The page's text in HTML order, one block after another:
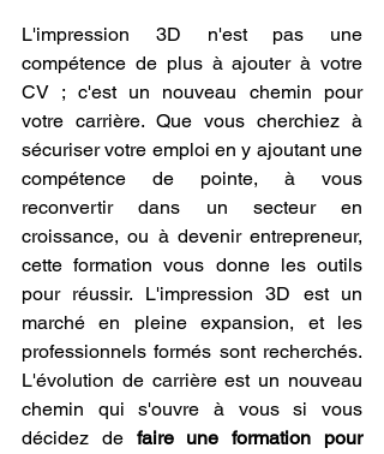
L'impression 3D n'est pas une
compétence de plus à ajouter à votre
CV ; c'est un nouveau chemin pour
votre carrière. Que vous cherchiez à
sécuriser votre emploi en y ajoutant une
compétence de pointe, à vous
reconvertir dans un secteur en
croissance, ou à devenir entrepreneur,
cette formation vous donne les outils
pour réussir. L'impression 3D est un
marché en pleine expansion, et les
professionnels formés sont recherchés.
L'évolution de carrière est un nouveau
chemin qui s'ouvre à vous si vous
décidez de faire une formation pour